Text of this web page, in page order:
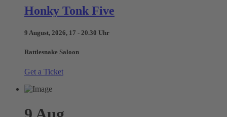
Honky Tonk Five
9 August, 2026, 17 - 20.30 Uhr
Rattlesnake Saloon
Get a Ticket